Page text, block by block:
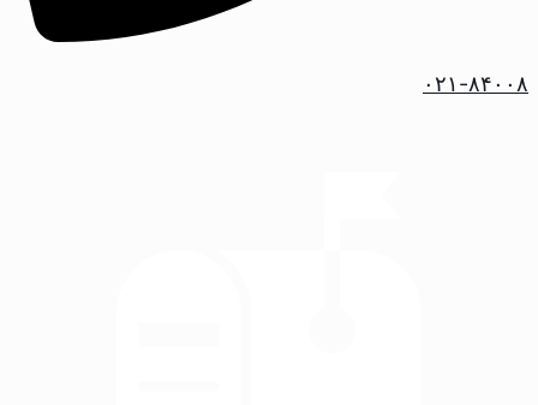
۰۲۱-۸۴۰۰۸